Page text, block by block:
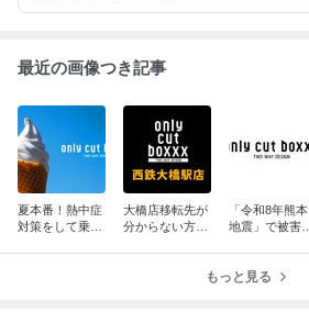
最近の画像つき記事
夏本番！熱中症
対策をして乗り
大橋店移転先が
分からない方
「令和8年熊本
地震」で被害に
げます。
もっと見る